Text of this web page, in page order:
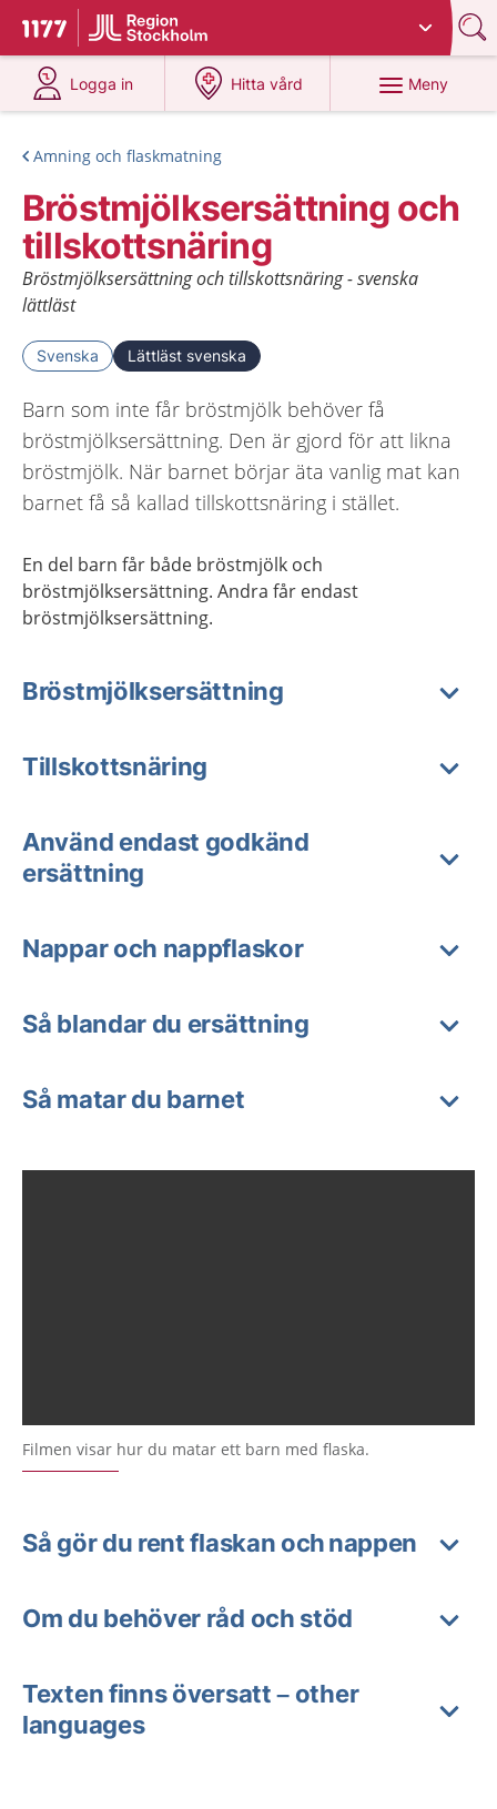
Till startsidan för 1177
Du har valt region
Logga in
på 1177.se
Hitta vård
på 1177.se
Meny
Amning och flaskmatning
Bröstmjölksersättning och
tillskottsnäring
Bröstmjölksersättning och tillskottsnäring - svenska
lättläst
Svenska Lättläst svenska
Barn som inte får bröstmjölk behöver få
bröstmjölksersättning. Den är gjord för att likna
bröstmjölk. När barnet börjar äta vanlig mat kan
barnet få så kallad tillskottsnäring i stället.
En del barn får både bröstmjölk och
bröstmjölksersättning. Andra får endast
bröstmjölksersättning.
Bröstmjölksersättning
Tillskottsnäring
Använd endast godkänd
ersättning
Nappar och nappflaskor
Så blandar du ersättning
Så matar du barnet
Filmen visar hur du matar ett barn med flaska.
Så gör du rent flaskan och nappen
Om du behöver råd och stöd
Texten finns översatt – other
languages